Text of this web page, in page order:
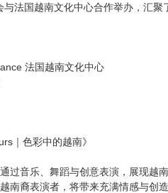
法国越南文化中心合作举办，汇
法国越南文化中心
｜色彩中的越南》
过音乐、舞蹈与创意表演，展现越
南裔表演者，将带来充满情感与创